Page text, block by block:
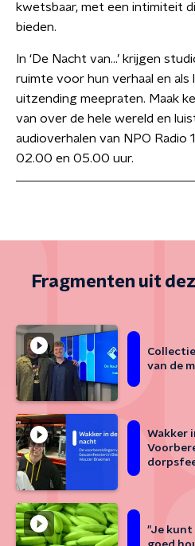
kwetsbaar, met een intimiteit
bieden.
In ‘De Nacht van…’ krijgen
ruimte voor hun verhaal en als
uitzending meepraten. Maak
van over de hele wereld en
audioverhalen van NPO Radio
02.00 en 05.00 uur.
Fragmenten uit
van de
Wakker
"Je kunt